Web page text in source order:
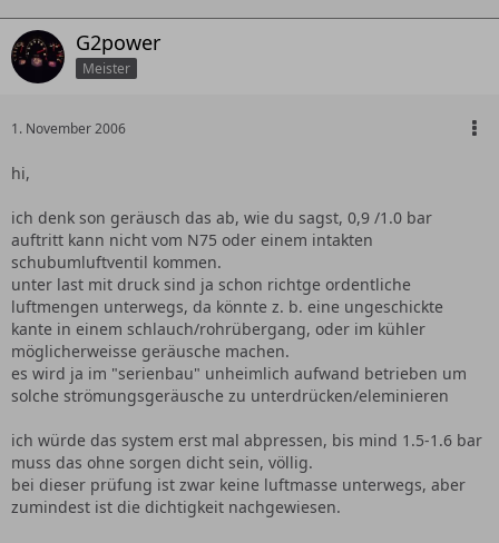
G2power
Meister
1. November 2006
hi,
ich denk son geräusch das ab, wie du sagst, 0,9 /1.0 bar
auftritt kann nicht vom N75 oder einem intakten
schubumluftventil kommen.
unter last mit druck sind ja schon richtge ordentliche
luftmengen unterwegs, da könnte z. b. eine ungeschickte
kante in einem schlauch/rohrübergang, oder im kühler
möglicherweisse geräusche machen.
es wird ja im "serienbau" unheimlich aufwand betrieben um
solche strömungsgeräusche zu unterdrücken/eleminieren
ich würde das system erst mal abpressen, bis mind 1.5-1.6 bar
muss das ohne sorgen dicht sein, völlig.
bei dieser prüfung ist zwar keine luftmasse unterwegs, aber
zumindest ist die dichtigkeit nachgewiesen.